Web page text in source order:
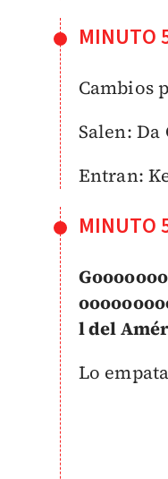
MINUTO
Cambios
Salen: Da
Entran:
MINUTO
l del
Lo